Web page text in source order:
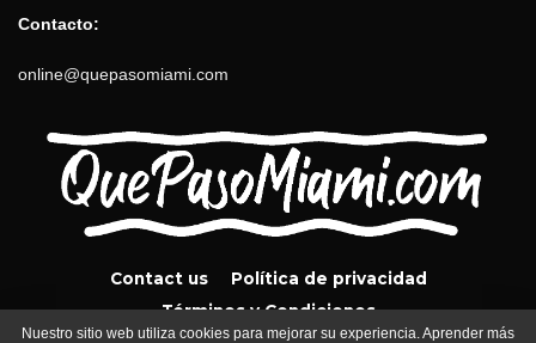
Contacto:
online@quepasomiami.com
Contact us
Política de privacidad
Términos y Condiciones
Nuestro sitio web utiliza cookies para mejorar su experiencia. Aprender más